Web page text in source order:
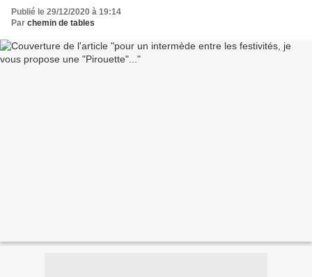
Publié le 29/12/2020 à 19:14
Par chemin de tables